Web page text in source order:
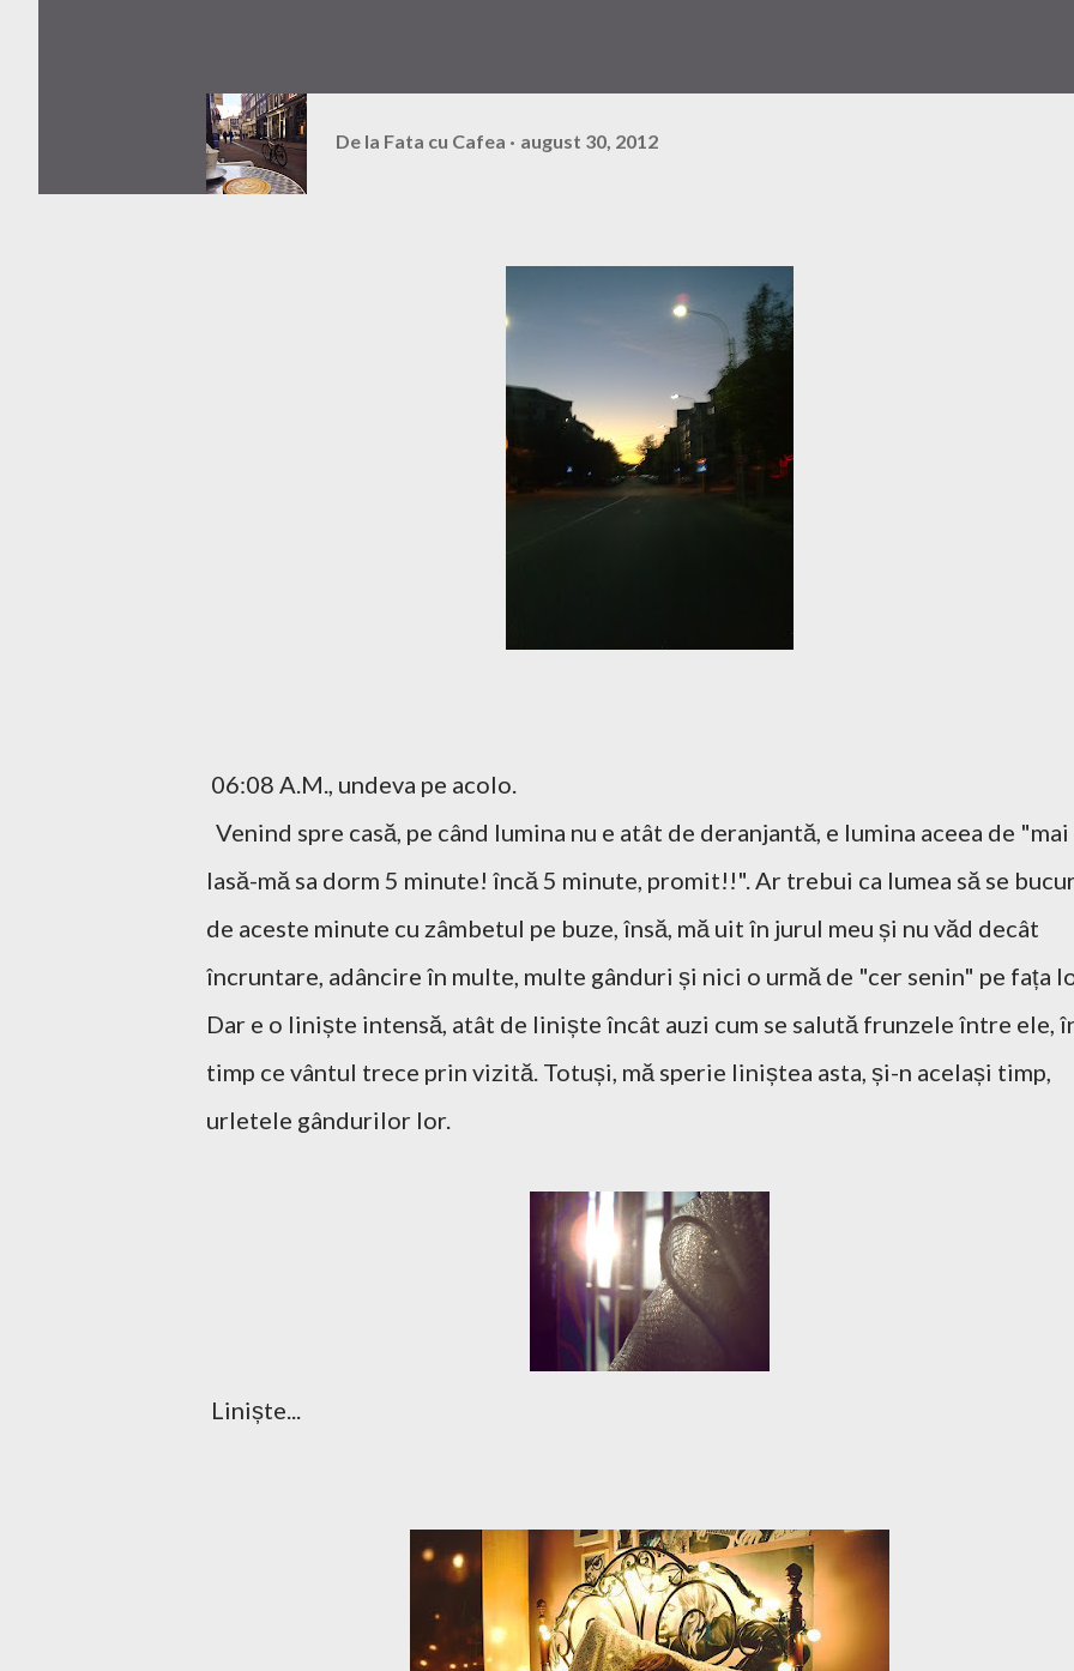
De la Fata cu Cafea august 30, 2012
06:08 A.M., undeva pe acolo.
Venind spre casă, pe când lumina nu e atât de deranjantă, e lumina aceea de "mai
lasă-mă sa dorm 5 minute! încă 5 minute, promit!!". Ar trebui ca lumea să se
de aceste minute cu zâmbetul pe buze, însă, mă uit în jurul meu și nu văd decât
încruntare, adâncire în multe, multe gânduri și nici o urmă de "cer senin" pe fața
Dar e o liniște intensă, atât de liniște încât auzi cum se salută frunzele între ele,
timp ce vântul trece prin vizită. Totuși, mă sperie liniștea asta, și-n același timp,
urletele gândurilor lor.
Liniște...